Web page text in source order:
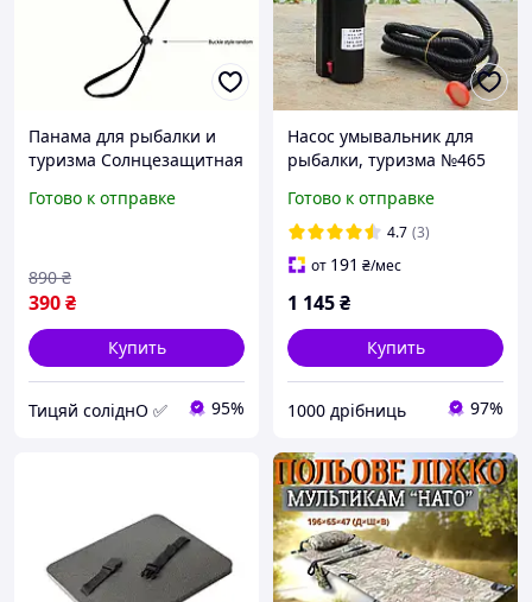
Панама для рыбалки и
туризма Солнцезащитная
шнурком, для походов и
Готово к отправке
390₴
890 ₴
Купить
Тицяй соліднО ✅ 95%
Насос умывальник для
рыбалки, туризма №465
Готово к отправке
4.7 (3)
от 191 ₴/мес
1 145₴
Купить
1000 дрібниць 97%